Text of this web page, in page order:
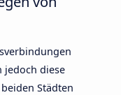
jedoch diese
Städten